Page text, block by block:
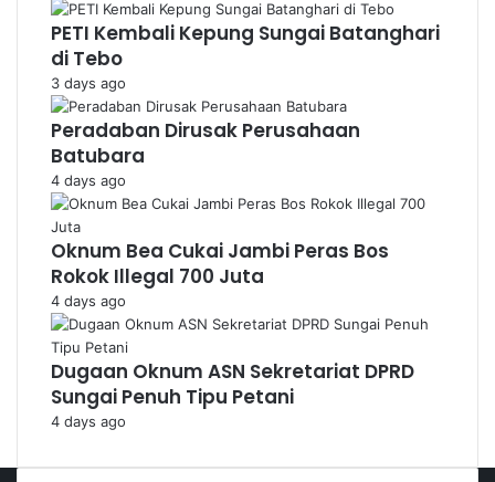
PETI Kembali Kepung Sungai Batanghari
di Tebo
3 days ago
Peradaban Dirusak Perusahaan
Batubara
4 days ago
Oknum Bea Cukai Jambi Peras Bos
Rokok Illegal 700 Juta
4 days ago
Dugaan Oknum ASN Sekretariat DPRD
Sungai Penuh Tipu Petani
4 days ago